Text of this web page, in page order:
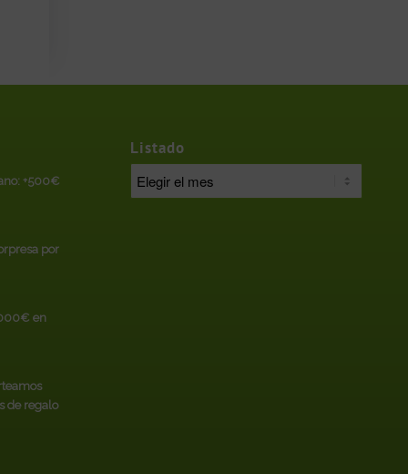
+500€
por
en
de regalo
Listado